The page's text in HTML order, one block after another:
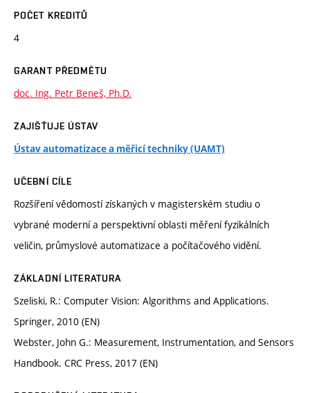
POČET KREDITŮ
4
GARANT PŘEDMĚTU
doc. Ing. Petr Beneš, Ph.D.
ZAJIŠŤUJE ÚSTAV
Ústav automatizace a měřicí techniky (UAMT)
UČEBNÍ CÍLE
Rozšíření vědomostí získaných v magisterském studiu o
vybrané moderní a perspektivní oblasti měření fyzikálních
veličin, průmyslové automatizace a počítačového vidění.
ZÁKLADNÍ LITERATURA
Szeliski, R.: Computer Vision: Algorithms and Applications.
Springer, 2010 (EN)
Webster, John G.: Measurement, Instrumentation, and Sensors
Handbook. CRC Press, 2017 (EN)